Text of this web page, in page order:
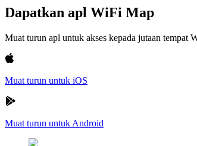
Dapatkan apl WiFi Map
Muat turun apl untuk akses kepada jutaan tempat
Muat turun untuk iOS
Muat turun untuk Android